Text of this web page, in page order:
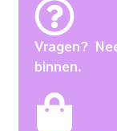
Vragen?
binnen.